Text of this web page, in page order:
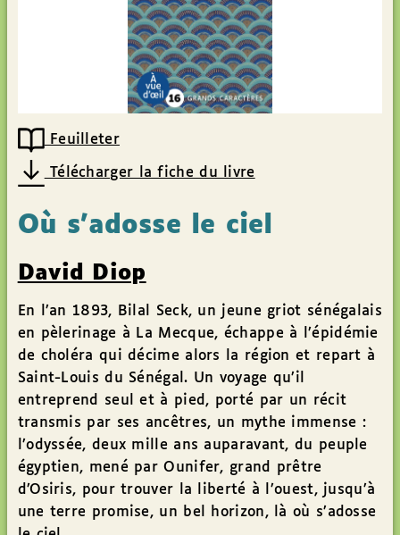
Feuilleter
Télécharger la fiche du livre
Où s’adosse le ciel
David Diop
En l’an 1893, Bilal Seck, un jeune griot sénégalais
en pèlerinage à La Mecque, échappe à l’épidémie
de choléra qui décime alors la région et repart à
Saint-Louis du Sénégal. Un voyage qu’il
entreprend seul et à pied, porté par un récit
transmis par ses ancêtres, un mythe immense :
l’odyssée, deux mille ans auparavant, du peuple
égyptien, mené par Ounifer, grand prêtre
d’Osiris, pour trouver la liberté à l’ouest, jusqu’à
une terre promise, un bel horizon, là où s’adosse